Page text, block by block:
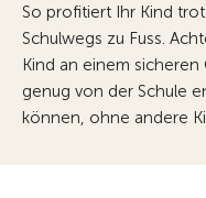
So profitiert Ihr Kind
Schulwegs zu Fuss.
Kind an einem
genug von der Schule
können, ohne andere